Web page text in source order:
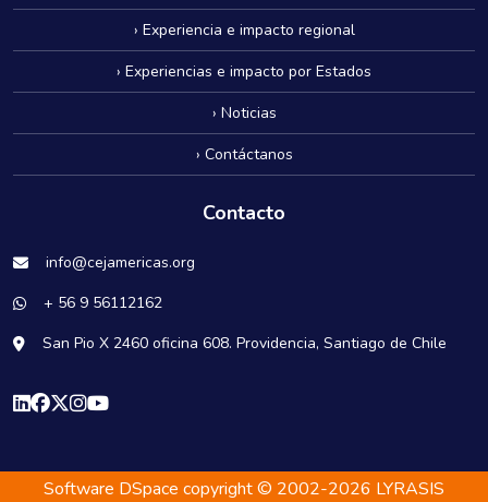
› Experiencia e impacto regional
› Experiencias e impacto por Estados
› Noticias
› Contáctanos
Contacto
info@cejamericas.org
+ 56 9 56112162
San Pio X 2460 oficina 608. Providencia, Santiago de Chile
Software DSpace copyright © 2002-2026 LYRASIS